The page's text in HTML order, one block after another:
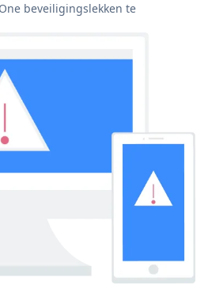
beveiligingslekken te